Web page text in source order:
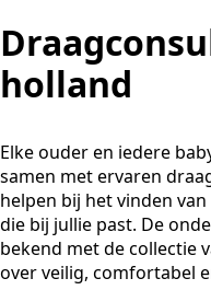
holland
Elke ouder en iedere
samen met ervaren
helpen bij het vinden
die bij jullie past. De
bekend met de collectie
over veilig, comfortabel